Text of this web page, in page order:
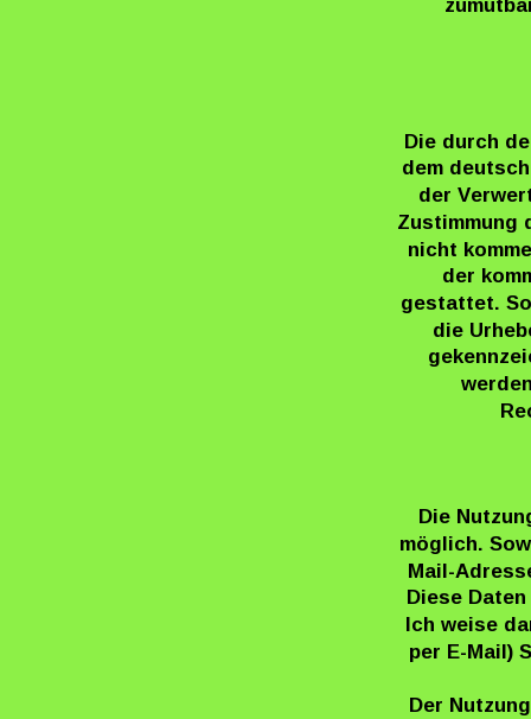
Die durch
dem
der
Zustimmung
nicht
der
gestattet.
die
Die
möglich.
Mail-
Diese
Ich weise
per E-Mail)
Der